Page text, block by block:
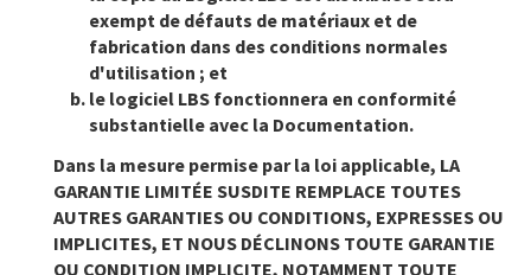
exempt de défauts de matériaux et de
fabrication dans des conditions normales
d'utilisation ; et
le logiciel LBS fonctionnera en conformité
substantielle avec la Documentation.
Dans la mesure permise par la loi applicable, LA
GARANTIE LIMITÉE SUSDITE REMPLACE TOUTES
AUTRES GARANTIES OU CONDITIONS, EXPRESSES OU
IMPLICITES, ET NOUS DÉCLINONS TOUTE GARANTIE
OU CONDITION IMPLICITE, NOTAMMENT TOUTE